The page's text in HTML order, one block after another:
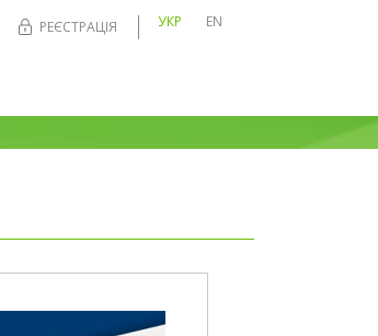
РЕЄСТРАЦІЯ УКР EN